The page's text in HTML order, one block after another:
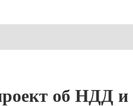
об НДД